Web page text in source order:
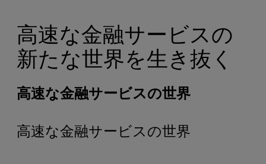
高速な金融サービスの
新たな世界を生き抜く
高速な金融サービスの世界
高速な金融サービスの世界